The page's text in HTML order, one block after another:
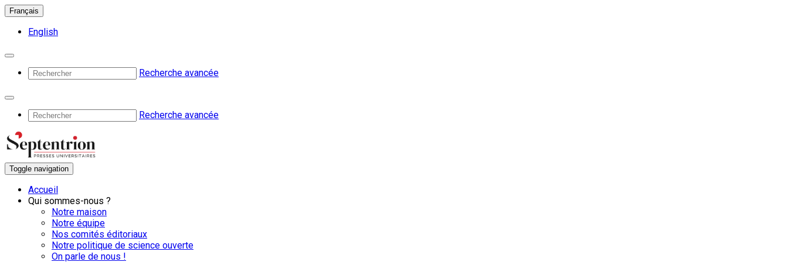
Français
English
Recherche avancée
Recherche avancée
Toggle navigation
Accueil
Qui sommes-nous ?
Notre maison
Notre équipe
Nos comités éditoriaux
Notre politique de science ouverte
On parle de nous !